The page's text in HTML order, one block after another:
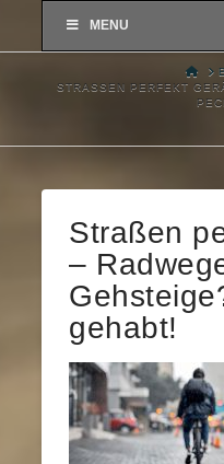
MENU
STRASSEN PERFEKT
Straßen
–
gehabt!